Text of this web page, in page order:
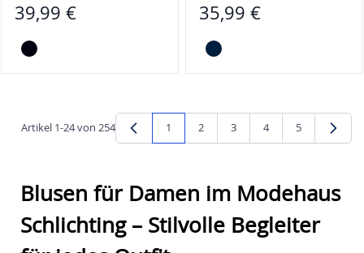
39,99 € 35,99 €
Artikel 1-24von 254 Sie lesen gerade Seite
1 Seite
2 Seite
3 Seite
4 Seite
5
Blusen für Damen im Modehaus
Schlichting – Stilvolle Begleiter